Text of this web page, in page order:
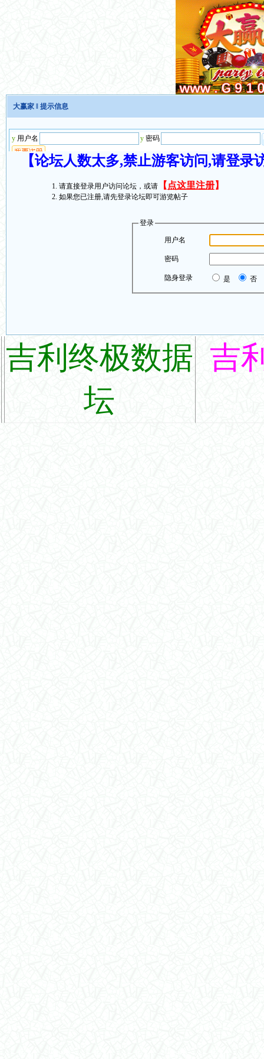
大赢家 ‖ 提示信息
【论坛人数太多,禁止游客访问,请登
请直接登录用户访问论坛，或请 【 点这里注册】
如果您已注册,请先登录论坛即可游览帖子
登录
用户名
密码
隐身登录 是 否
吉利终极数据
坛
吉